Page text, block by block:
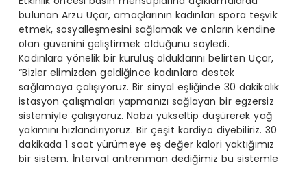
bulunan Arzu Uçar, amaçlarının kadınları spora teşvik
etmek, sosyalleşmesini sağlamak ve onların kendine
olan güvenini geliştirmek olduğunu söyledi.
Kadınlara yönelik bir kuruluş olduklarını belirten Uçar,
“Bizler elimizden geldiğince kadınlara destek
sağlamaya çalışıyoruz. Bir sinyal eşliğinde 30 dakikalık
istasyon çalışmaları yapmanızı sağlayan bir egzersiz
sistemiyle çalışıyoruz. Nabzı yükseltip düşürerek yağ
yakımını hızlandırıyoruz. Bir çeşit kardiyo diyebiliriz. 30
dakikada 1 saat yürümeye eş değer kalori yaktığımız
bir sistem. İnterval antrenman dediğimiz bu sistemle